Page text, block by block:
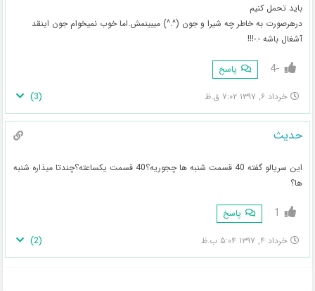
باید تحمل کنیم
درهرصورت به خاطر چه شیرا و جون (^.^) میبینمش.اما خوب نمیخوام جون اینقد
آشغال باشه -.-!!!
-4 پاسخ
خرداد ۶, ۱۳۹۷ ۷:۰۲ ق.ظ (
3
)
حدیث
این سریالو گفته 40 قسمت شنبه ها چجوریه؟40 قسمت یکساعته؟چندتا میذاره شنبه
ها؟
1 پاسخ
خرداد ۴, ۱۳۹۷ ۵:۰۴ ب.ظ (
2
)